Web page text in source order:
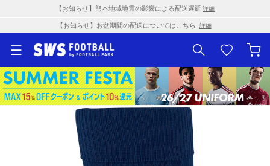
【お知らせ】熊本地域地震の影響による配送遅延 詳細
【お知らせ】お盆期間の配送についてはこちら 詳細